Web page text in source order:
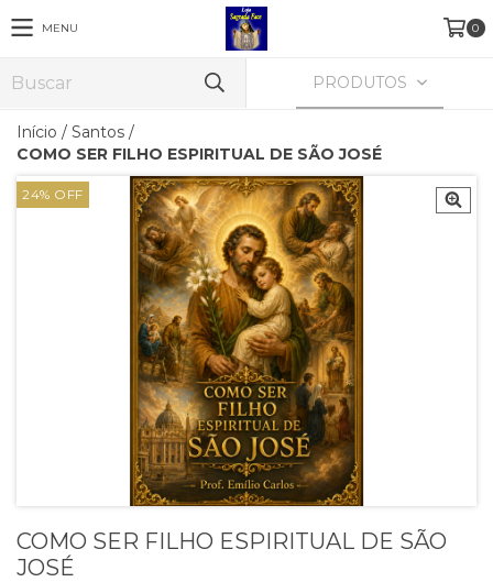
MENU 0
PRODUTOS
Início / Santos /
COMO SER FILHO ESPIRITUAL DE SÃO JOSÉ
24% OFF
COMO SER FILHO ESPIRITUAL DE SÃO
JOSÉ